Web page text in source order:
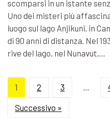
scomparsi in un istante
Uno dei misteri più
luogo sul lago Anjikuni, in
di 90 anni di distanza. Nel
rive del lago, nel Nunavut,…
1 2 3
Successivo »